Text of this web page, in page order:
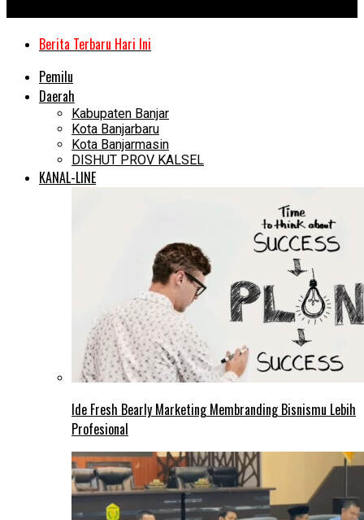
Berita Terbaru Hari Ini
Pemilu
Daerah
Kabupaten Banjar
Kota Banjarbaru
Kota Banjarmasin
DISHUT PROV KALSEL
KANAL-LINE
Ide Fresh Bearly Marketing Membranding Bisnismu Lebih
Profesional